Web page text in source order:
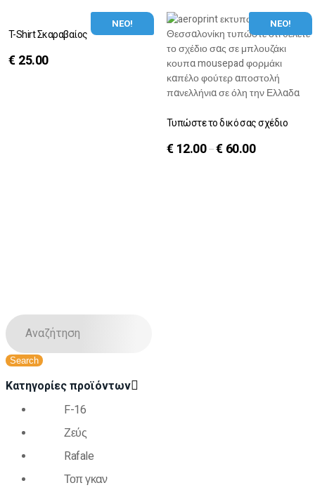
ΝΕΟ!
T-Shirt Σκαραβαίος
€ 25.00
ΝΕΟ!
Τυπώστε το δικό σας σχέδιο
€ 12.00–€ 60.00
Κατηγορίες προϊόντων
F-16
Ζεύς
Rafale
Τοπ γκαν